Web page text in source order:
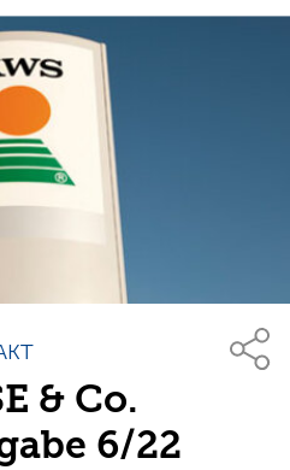
& Co.
6/22